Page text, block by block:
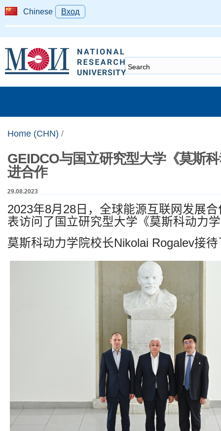
Chinese Вход
Home (CHN) /
GEIDCO与国立研究型大学《莫斯
进合作
29.08.2023
2023年8月 28 日，全球能源互联网发展
表访问了国立研究型大学《莫斯科动力
莫斯科动力学院校长Nikolai Rogalev接待